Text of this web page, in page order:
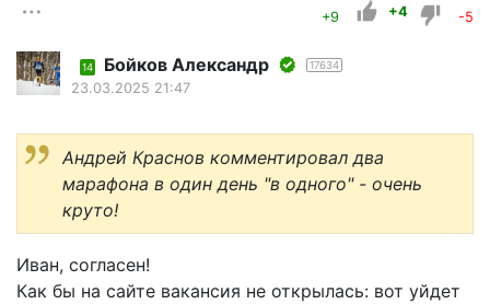
+9 +4 -5
14 Бойков Александр 17634
23.03.2025 21:47
Андрей Краснов комментировал два
марафона в один день "в одного" - очень
круто!
Иван, согласен!
Как бы на сайте вакансия не открылась: вот уйдет